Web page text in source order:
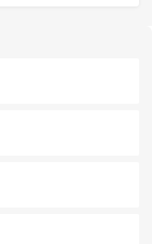
楽しめる外せないスポット